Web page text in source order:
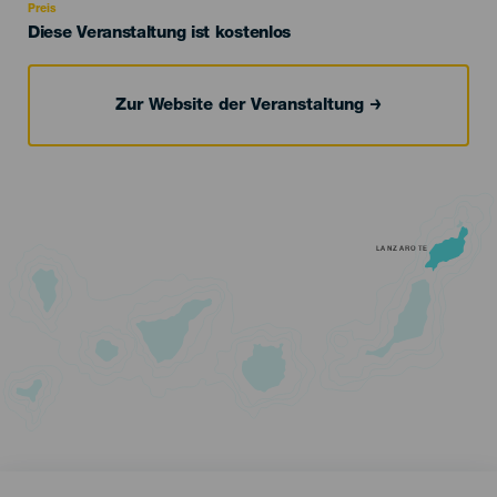
Preis
Diese Veranstaltung ist kostenlos
Zur Website der Veranstaltung
LANZAROTE